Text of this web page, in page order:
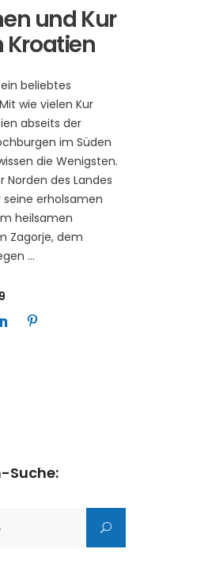
und Kur
Kroatien
beliebtes
wie vielen Kur
abseits der
im Süden
die Wenigsten.
Norden des Landes
erholsamen
heilsamen
Zagorje, dem
Suche: